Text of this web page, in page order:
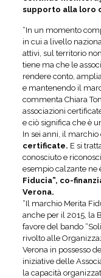
supporto alla loro
“In un momento
in cui a livello
attivi, sul territorio
tiene ma che le
rendere conto,
e mantenendo il
commenta Chiara
associazioni
e ciò significa che è
In sei anni, il
certificate. E si
conosciuto e
esempio calzante ne
Fiducia”, co-
Verona.
“Il marchio Merita
anche per il 2015, la
favore del bando
rivolto alle
Verona in possesso
iniziative delle
la capacità